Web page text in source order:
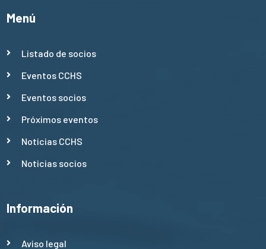
Menú
Listado de socios
Eventos CCHS
Eventos socios
Próximos eventos
Noticias CCHS
Noticias socios
Información
Aviso legal